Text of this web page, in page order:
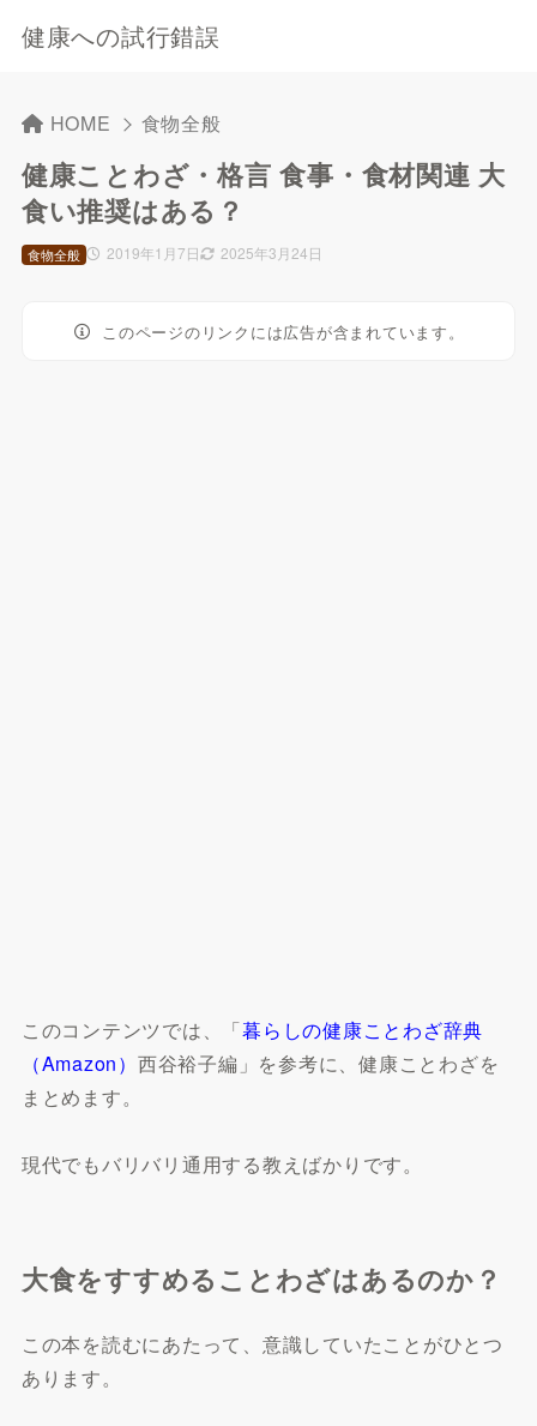
健康への試行錯誤
HOME 食物全般
健康ことわざ・格言 食事・食材関連 大
食い推奨はある？
2019年1月7日 2025年3月24日
食物全般
このページのリンクには広告が含まれています。
このコンテンツでは、「暮らしの健康ことわざ辞典
（Amazon） 西谷裕子編」を参考に、健康ことわざを
まとめます。
現代でもバリバリ通用する教えばかりです。
大食をすすめることわざはあるのか？
この本を読むにあたって、意識していたことがひとつ
あります。